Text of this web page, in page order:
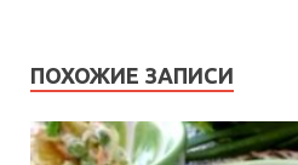
ПОХОЖИЕ ЗАПИСИ